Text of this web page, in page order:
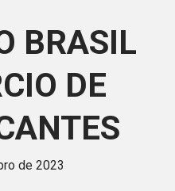
BRASIL
DE
de 2023